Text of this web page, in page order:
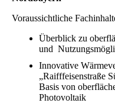
Voraussichtliche
Überblick zu
und
Innovative
„Raifffeisenstraße
Basis von
Photovoltaik